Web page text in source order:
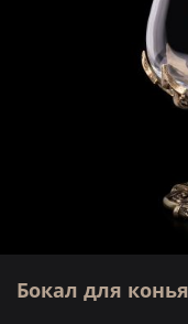
Бокал для